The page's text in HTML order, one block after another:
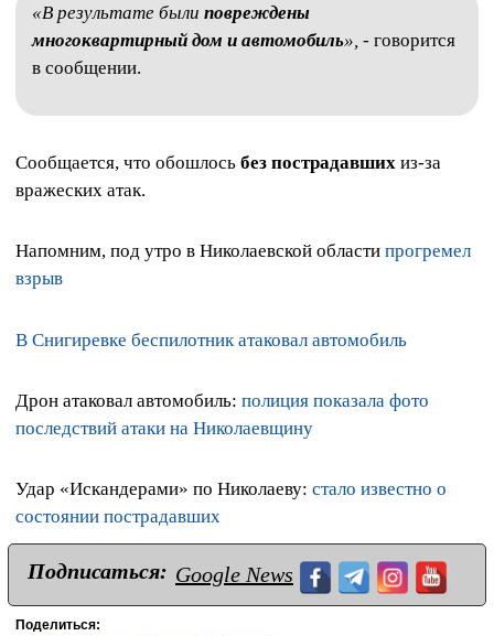
«В результате были повреждены
многоквартирный дом и автомобиль», - говорится
в сообщении.
Сообщается, что обошлось без пострадавших из-за
вражеских атак.
Напомним, под утро в Николаевской области прогремел
взрыв
В Снигиревке беспилотник атаковал автомобиль
Дрон атаковал автомобиль: полиция показала фото
последствий атаки на Николаевщину
Удар «Искандерами» по Николаеву: стало известно о
состоянии пострадавших
Подписаться: Google News
Поделиться: